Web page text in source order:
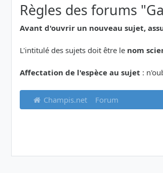
Règles des forums
Avant d'ouvrir un nouveau sujet,
L'intitulé des sujets doit être le nom
Affectation de l'espèce au sujet :
Champis.net Forum